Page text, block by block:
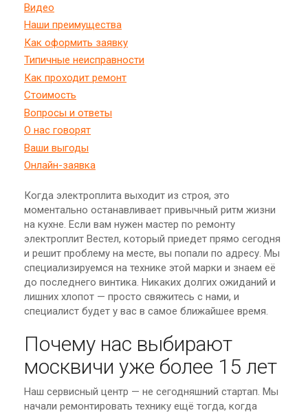
Видео
Наши преимущества
Как оформить заявку
Типичные неисправности
Как проходит ремонт
Стоимость
Вопросы и ответы
О нас говорят
Ваши выгоды
Онлайн-заявка
Когда электроплита выходит из строя, это
моментально останавливает привычный ритм жизни
на кухне. Если вам нужен мастер по ремонту
электроплит Вестел, который приедет прямо сегодня
и решит проблему на месте, вы попали по адресу. Мы
специализируемся на технике этой марки и знаем её
до последнего винтика. Никаких долгих ожиданий и
лишних хлопот — просто свяжитесь с нами, и
специалист будет у вас в самое ближайшее время.
Почему нас выбирают
москвичи уже более 15 лет
Наш сервисный центр — не сегодняшний стартап. Мы
начали ремонтировать технику ещё тогда, когда